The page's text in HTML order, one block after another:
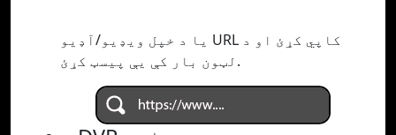
یا د خپل ویډیو/آډیو URL کاپي کړئ او د
لټون بار کې یې پیسټ کړئ.